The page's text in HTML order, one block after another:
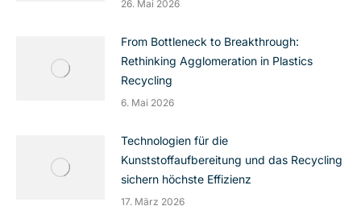
26. Mai 2026
From Bottleneck to Breakthrough:
Rethinking Agglomeration in Plastics
Recycling
6. Mai 2026
Technologien für die
Kunststoffaufbereitung und das Recycling
sichern höchste Effizienz
17. März 2026